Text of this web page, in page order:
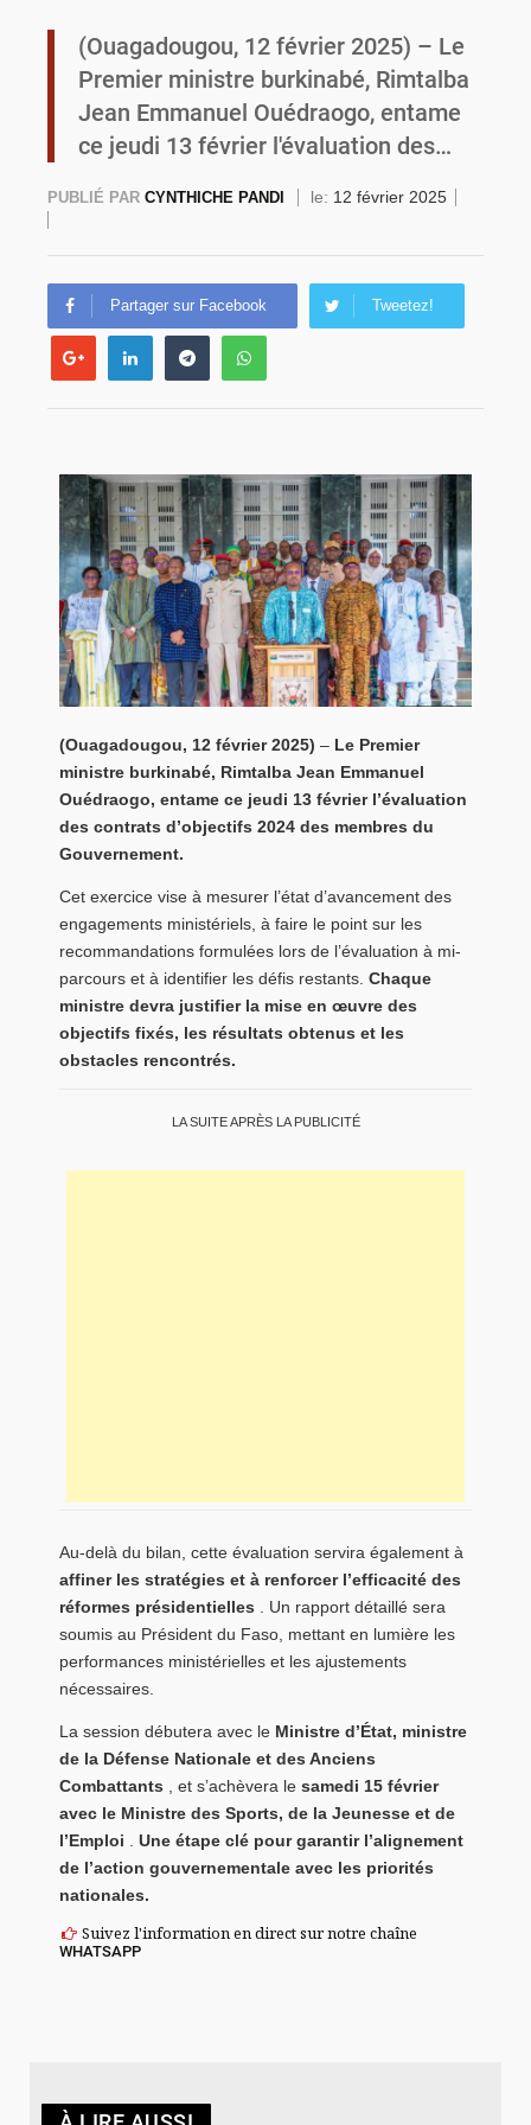
Commémoration du 4 août : Ibrahim Traoré appelle à une mobilisation totale pour la souveraineté nationale
(Ouagadougou, 12 février 2025) – Le
Premier ministre burkinabé, Rimtalba
Jean Emmanuel Ouédraogo, entame
ce jeudi 13 février l'évaluation des…
PUBLIÉ PAR CYNTHICHE PANDI le: 12 février 2025
Partager sur Facebook Tweetez!
(Ouagadougou, 12 février 2025) – Le Premier
ministre burkinabé, Rimtalba Jean Emmanuel
Ouédraogo, entame ce jeudi 13 février l’évaluation
des contrats d’objectifs 2024 des membres du
Gouvernement.
Cet exercice vise à mesurer l’état d’avancement des
engagements ministériels, à faire le point sur les
recommandations formulées lors de l’évaluation à mi-
parcours et à identifier les défis restants. Chaque
ministre devra justifier la mise en œuvre des
objectifs fixés, les résultats obtenus et les
obstacles rencontrés.
LA SUITE APRÈS LA PUBLICITÉ
Au-delà du bilan, cette évaluation servira également à
affiner les stratégies et à renforcer l’efficacité des
réformes présidentielles . Un rapport détaillé sera
soumis au Président du Faso, mettant en lumière les
performances ministérielles et les ajustements
nécessaires.
La session débutera avec le Ministre d’État, ministre
de la Défense Nationale et des Anciens
Combattants , et s’achèvera le samedi 15 février
avec le Ministre des Sports, de la Jeunesse et de
l’Emploi
Une étape clé pour garantir l’alignement
de l’action gouvernementale avec les priorités
nationales.
Suivez l'information en direct sur notre chaîne
WHATSAPP